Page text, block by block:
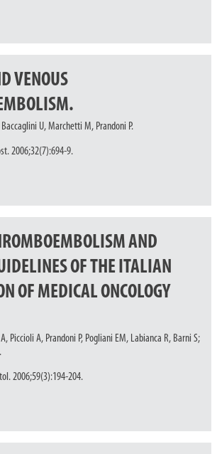
VENOUS
U, Marchetti M, Prandoni P.
2006;32(7):694-9.
AND
OF THE ITALIAN
OF MEDICAL ONCOLOGY
Piccioli A, Prandoni P, Pogliani EM, Labianca R, Barni S;
2006;59(3):194-204.